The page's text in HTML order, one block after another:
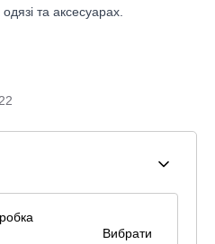
та аксесуарах.
Вибрати